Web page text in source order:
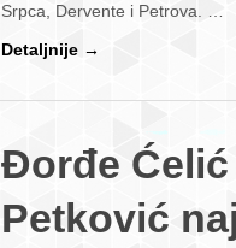
Srpca, Dervente i Petrova. …
Detaljnije →
Đorđe
Petković